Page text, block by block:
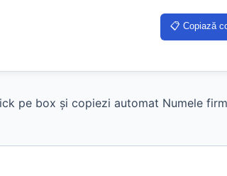
📋 Copiază
pe box și copiezi automat Numele